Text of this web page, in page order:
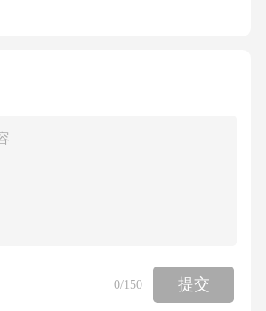
全部法律责任及赔偿责任。
友好协商解决；协商不成的，
本合同自双方签字（或盖章）之
同一式两份，甲乙双方各执一
0/150 提交